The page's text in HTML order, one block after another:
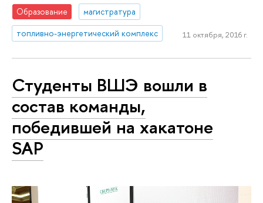
Образование
магистратура
топливно-энергетический комплекс
11 октября, 2016 г.
Студенты ВШЭ вошли в
состав команды,
победившей на хакатоне
SAP